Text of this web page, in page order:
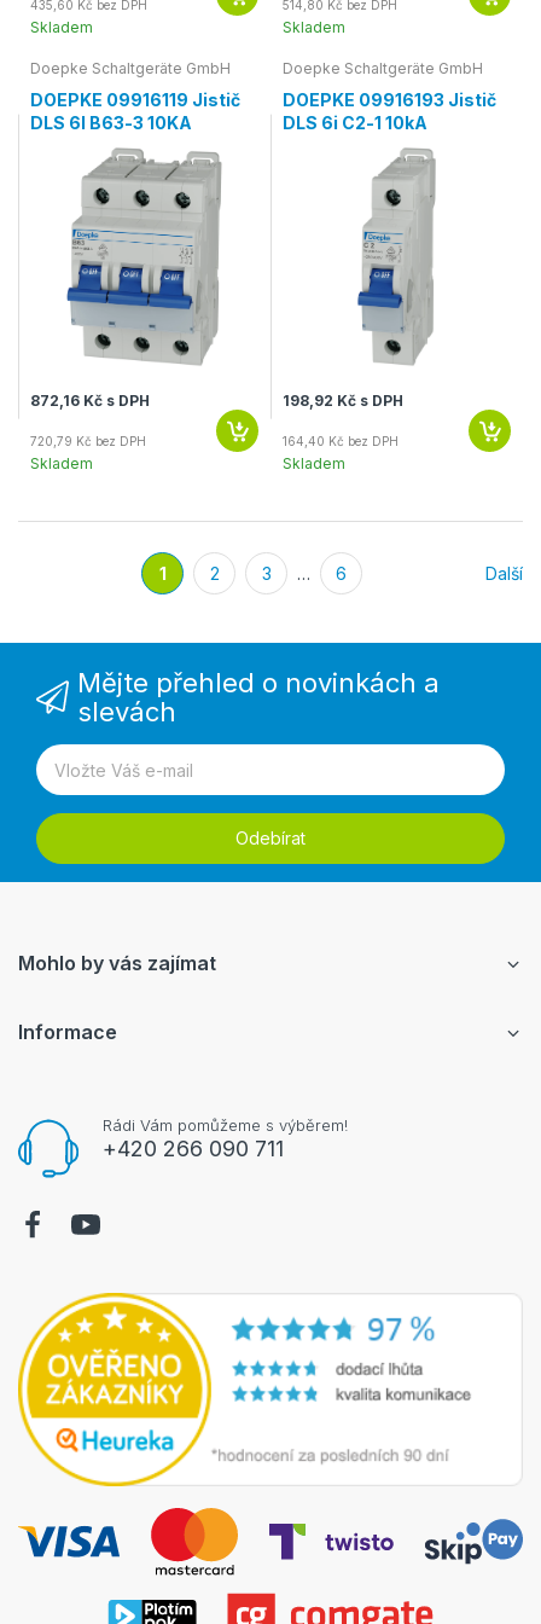
435,60 Kč bez DPH
Skladem
514,80 Kč bez DPH
Skladem
Doepke Schaltgeräte GmbH
DOEPKE 09916119 Jistič
DLS 6I B63-3 10KA
872,16 Kč s DPH
720,79 Kč bez DPH
Skladem
Doepke Schaltgeräte GmbH
DOEPKE 09916193 Jistič
DLS 6i C2-1 10kA
198,92 Kč s DPH
164,40 Kč bez DPH
Skladem
1 2 3 … 6 Další
Mějte přehled o novinkách a
slevách
Odebírat
Rádi Vám pomůžeme s výběrem!
+420 266 090 711
Mohlo by vás zajímat
Informace